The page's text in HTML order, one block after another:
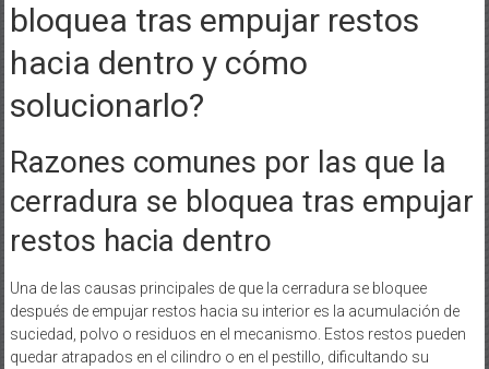
bloquea tras empujar restos
hacia dentro y cómo
solucionarlo?
Razones comunes por las que la
cerradura se bloquea tras empujar
restos hacia dentro
Una de las causas principales de que la cerradura se bloquee
después de empujar restos hacia su interior es la acumulación de
suciedad, polvo o residuos en el mecanismo. Estos restos pueden
quedar atrapados en el cilindro o en el pestillo, dificultando su